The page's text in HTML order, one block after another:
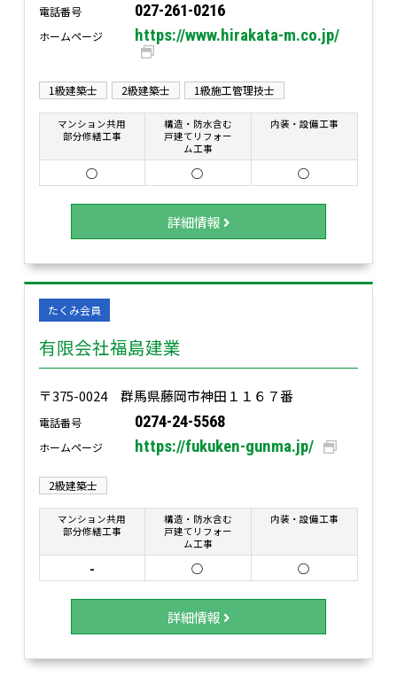
電話番号 027-261-0216
ホームページ https://www.hirakata-m.co.jp/
1級建築士 2級建築士 1級施工管理技士
マンション共用
部分修繕工事
構造・防水含む
戸建てリフォー
ム工事
内装・設備工事
○ ○ ○
詳細情報
有限会社福島建業
たくみ会員
〒375-0024 群馬県藤岡市神田１１６７番
電話番号 0274-24-5568
ホームページ https://fukuken-gunma.jp/
2級建築士
マンション共用
部分修繕工事
構造・防水含む
戸建てリフォー
ム工事
内装・設備工事
- ○ ○
詳細情報